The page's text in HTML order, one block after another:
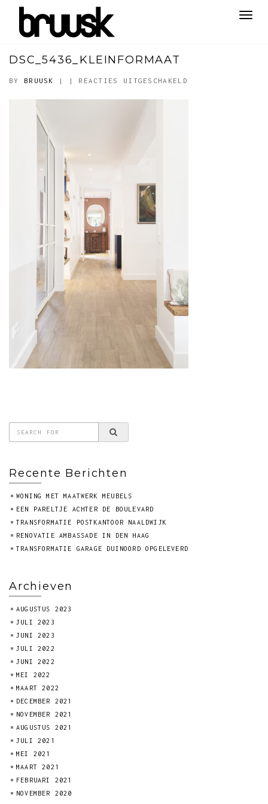
DSC_5436_KLEINFORMAAT
BY BRUUSK | | REACTIES UITGESCHAKELD
Recente Berichten
WONING MET MAATWERK MEUBELS
EEN PARELTJE ACHTER DE BOULEVARD
TRANSFORMATIE POSTKANTOOR NAALDWIJK
RENOVATIE AMBASSADE IN DEN HAAG
TRANSFORMATIE GARAGE DUINOORD OPGELEVERD
Archieven
AUGUSTUS 2023
JULI 2023
JUNI 2023
JULI 2022
JUNI 2022
MEI 2022
MAART 2022
DECEMBER 2021
NOVEMBER 2021
AUGUSTUS 2021
JULI 2021
MEI 2021
MAART 2021
FEBRUARI 2021
NOVEMBER 2020